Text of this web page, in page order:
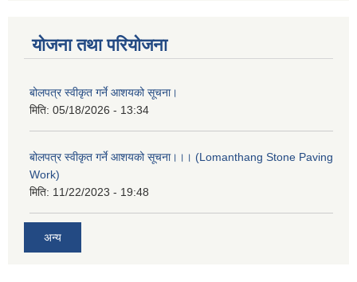
योजना तथा परियोजना
बोलपत्र स्वीकृत गर्ने आशयको सूचना।
मिति: 05/18/2026 - 13:34
बोलपत्र स्वीकृत गर्ने आशयको सूचना।।। (Lomanthang Stone Paving
Work)
मिति: 11/22/2023 - 19:48
अन्य